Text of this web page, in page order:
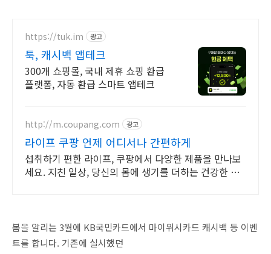
https://tuk.im 광고
툭, 캐시백 앱테크
300개 쇼핑몰, 국내 제휴 쇼핑 환급
플랫폼, 자동 환급 스마트 앱테크
http://m.coupang.com 광고
라이프 쿠팡 언제 어디서나 간편하게
섭취하기 편한 라이프, 쿠팡에서 다양한 제품을 만나보
세요. 지친 일상, 당신의 몸에 생기를 더하는 건강한 선
봄을 알리는 3월에 KB국민카드에서 마이위시카드 캐시백 등 이벤
트를 합니다. 기존에 실시했던